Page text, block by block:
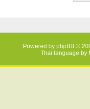
Powered by phpBB ©
Thai language by